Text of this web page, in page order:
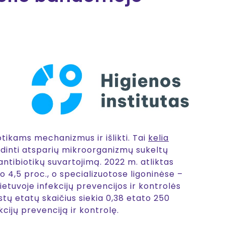
mechanizmus ir išlikti. Tai kelia
atsparių mikroorganizmų sukeltų
suvartojimą. 2022 m. atliktas
proc., o specializuotose ligoninėse –
infekcijų prevencijos ir kontrolės
etatų skaičius siekia 0,38 etato 250
prevenciją ir kontrolę.